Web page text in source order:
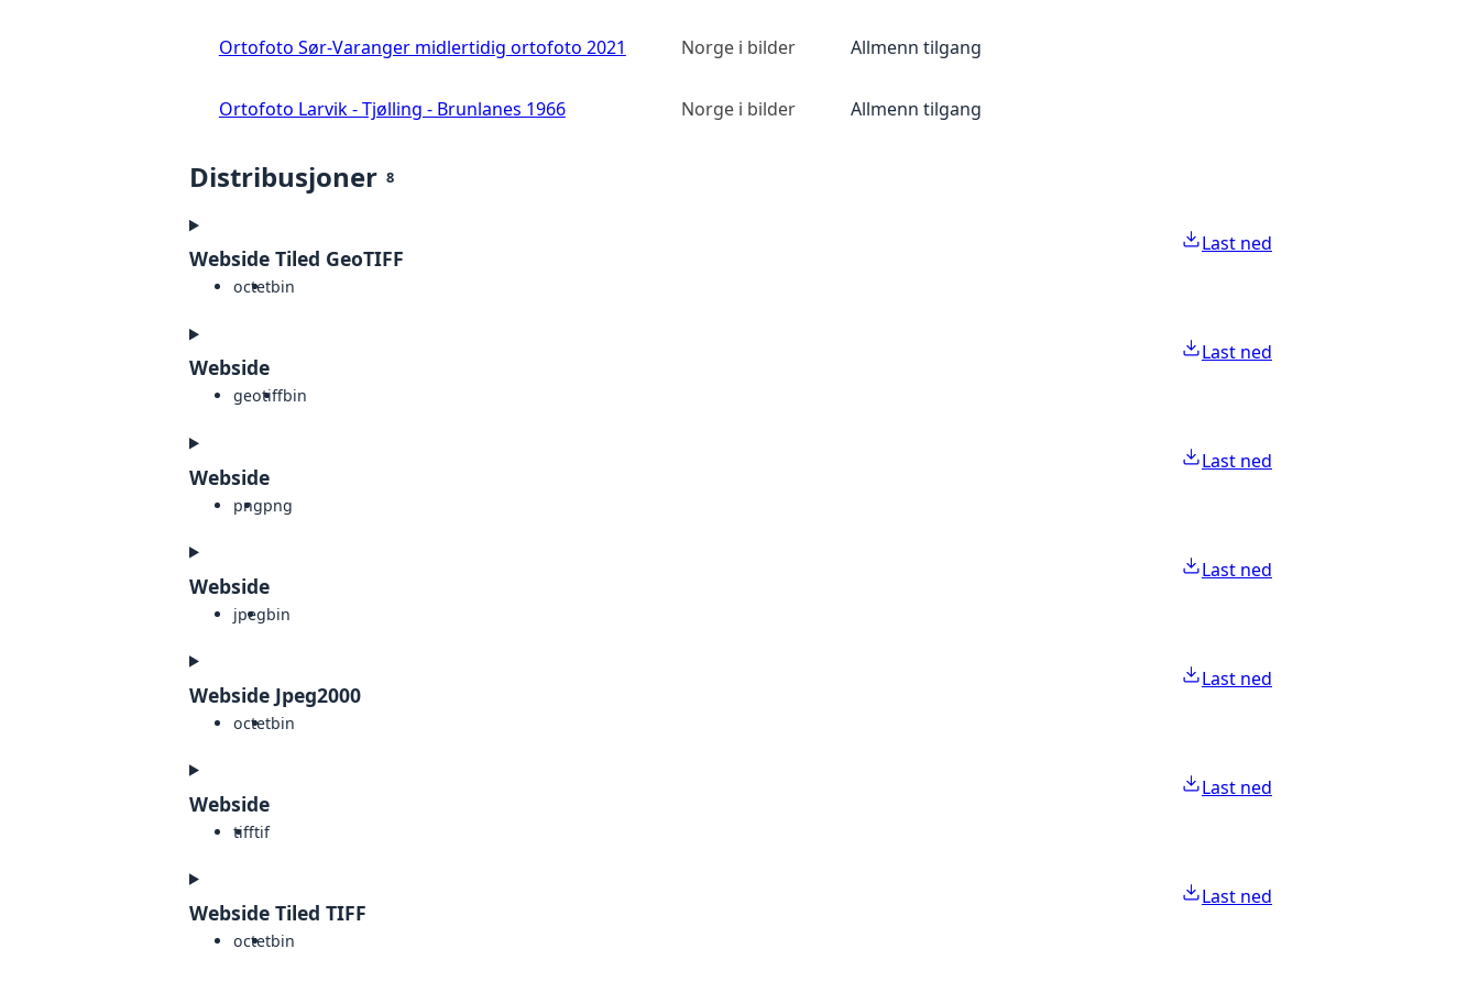
Ortofoto Sør-Varanger midlertidig ortofoto 2021 Norge i bilder Allmenn tilgang
Ortofoto Larvik - Tjølling - Brunlanes 1966 Norge i bilder Allmenn tilgang
Distribusjoner 8
Webside Tiled GeoTIFF
octetbin
Last ned
Webside
geotiffbin
Last ned
Webside
pngpng
Last ned
Webside
jpegbin
Last ned
Webside Jpeg2000
octetbin
Last ned
Webside
tifftif
Last ned
Webside Tiled TIFF
octetbin
Last ned